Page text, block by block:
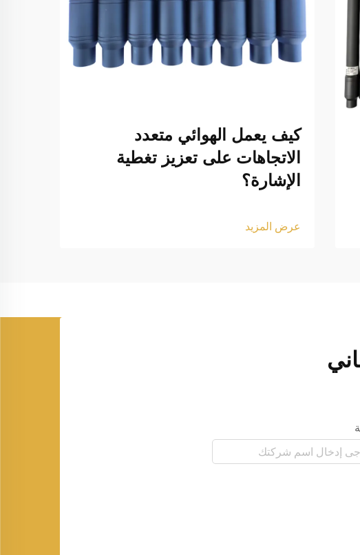
كيف يعمل الهوائي متعدد
الاتجاهات على تعزيز تغطية
الإشارة؟
عرض المزيد